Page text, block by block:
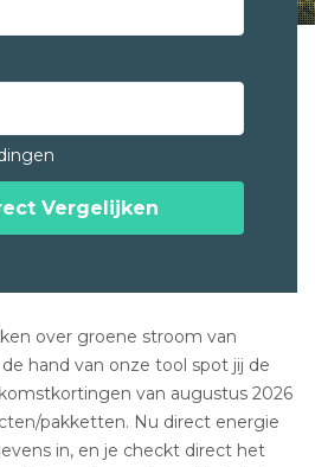
Vergelijken
over groene stroom van
hand van onze tool spot jij de
van augustus 2026
pakketten. Nu direct energie
in, en je checkt direct het